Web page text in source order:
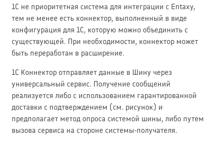
1С не приоритетная система для интеграции с Entaxy,
тем не менее есть коннектор, выполненный в виде
конфигурация для 1С, которую можно объединить с
существующей. При необходимости, коннектор может
быть переработан в расширение.
1С Коннектор отправляет данные в Шину через
универсальный сервис. Получение сообщений
реализуется либо с использованием гарантированной
доставки с подтверждением (см. рисунок) и
предполагает метод опроса системой шины, либо путем
вызова сервиса на стороне системы-получателя.